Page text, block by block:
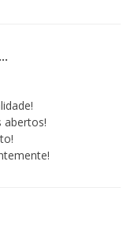
abertos!